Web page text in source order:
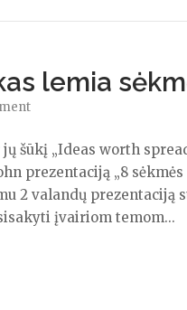
lemia
šūkį „Ideas worth
prezentaciją „8
2 valandų
įvairiom temom...